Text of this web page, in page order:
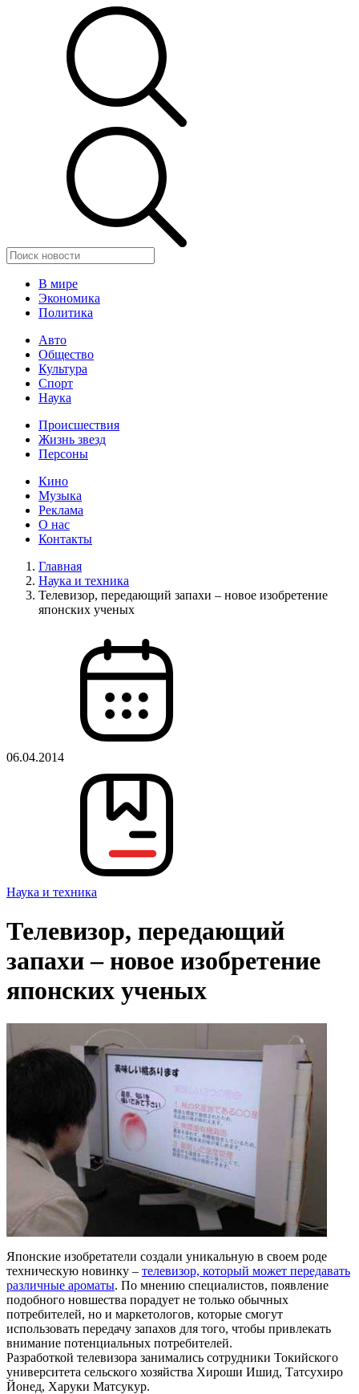
В мире
Экономика
Политика
Авто
Общество
Культура
Спорт
Наука
Происшествия
Жизнь звезд
Персоны
Кино
Музыка
Реклама
О нас
Контакты
Главная
Наука и техника
Телевизор, передающий запахи – новое изобретение
японских ученых
06.04.2014
Наука и техника
Телевизор, передающий
запахи – новое изобретение
японских ученых
Японские изобретатели создали уникальную в своем роде
техническую новинку – телевизор, который может передавать
различные ароматы. По мнению специалистов, появление
подобного новшества порадует не только обычных
потребителей, но и маркетологов, которые смогут
использовать передачу запахов для того, чтобы привлекать
внимание потенциальных потребителей.
Разработкой телевизора занимались сотрудники Токийского
университета сельского хозяйства Хироши Ишид, Татсухиро
Йонед, Харуки Матсукур.